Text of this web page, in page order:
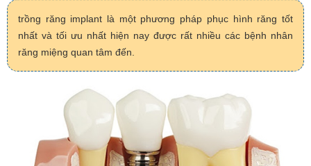
trồng răng implant là một phương pháp phục hình răng tốt
nhất và tối ưu nhất hiện nay được rất nhiều các bệnh nhân
răng miệng quan tâm đến.